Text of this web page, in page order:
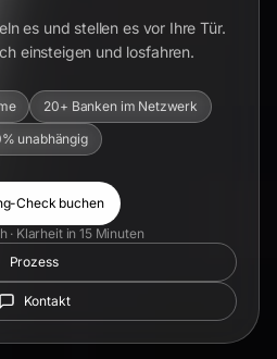
es und stellen es vor Ihre Tür.
einsteigen und losfahren.
20+ Banken im Netzwerk
unabhängig
Check buchen
· Klarheit in 15 Minuten
Prozess
Kontakt